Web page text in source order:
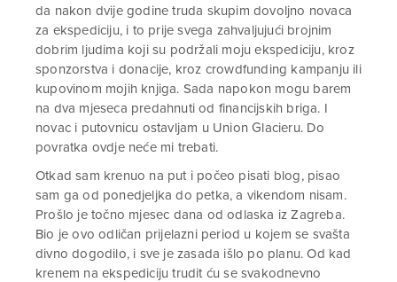
da nakon dvije godine truda skupim dovoljno novaca
za ekspediciju, i to prije svega zahvaljujući brojnim
dobrim ljudima koji su podržali moju ekspediciju, kroz
sponzorstva i donacije, kroz crowdfunding kampanju ili
kupovinom mojih knjiga. Sada napokon mogu barem
na dva mjeseca predahnuti od financijskih briga. I
novac i putovnicu ostavljam u Union Glacieru. Do
povratka ovdje neće mi trebati.
Otkad sam krenuo na put i počeo pisati blog, pisao
sam ga od ponedjeljka do petka, a vikendom nisam.
Prošlo je točno mjesec dana od odlaska iz Zagreba.
Bio je ovo odličan prijelazni period u kojem se svašta
divno dogodilo, i sve je zasada išlo po planu. Od kad
krenem na ekspediciju trudit ću se svakodnevno